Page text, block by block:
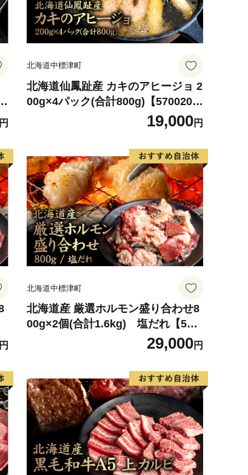
北海道中標津町
北海道仙鳳趾産 カキのアヒージョ 2
00g×4パック(合計800g)【570020
19,000円
北海道中標津町
北海道産 厳選ホルモン盛り合わせ8
00g×2個(合計1.6kg) 塩だれ【570
29,000円